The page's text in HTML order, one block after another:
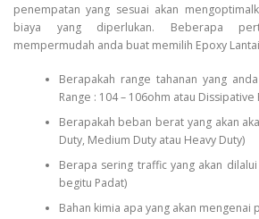
penempatan yang sesuai akan
biaya yang diperlukan. Beberapa
mempermudah anda buat memilih Epoxy
Berapakah range tahanan yang
Range : 104 – 106ohm atau Dissipative
Berapakah beban berat yang akan
Duty, Medium Duty atau Heavy Duty)
Berapa sering traffic yang akan
begitu Padat)
Bahan kimia apa yang akan mengenai